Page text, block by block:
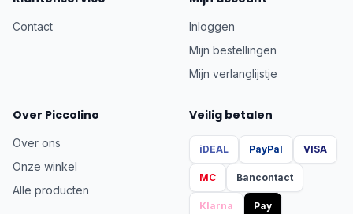
Contact
Inloggen
Mijn bestellingen
Mijn verlanglijstje
Over Piccolino
Over ons
Onze winkel
Alle producten
Veilig betalen
iDEAL PayPal VISA
MC Bancontact
Klarna Pay